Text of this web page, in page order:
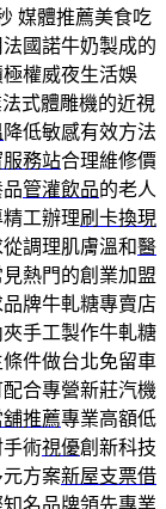
媒體推薦美食吃
國諾牛奶製成的
權威夜生活娛
式體雕機的近視
降低敏感有效方法
務站合理維修價
管灌飲品的老人
工辦理刷卡換現
調理肌膚溫和醫
熱門的創業加盟
牌牛軋糖專賣店
手工製作牛軋糖
件做台北免留車
配合專營新莊汽機
推薦專業高額低
術視優創新科技
方案新屋支票借
名品牌領先專業